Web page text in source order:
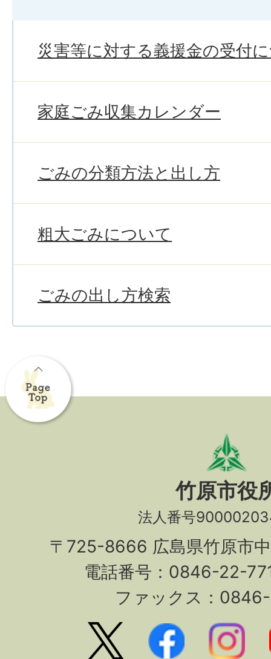
災害等に対する義援金の受付
家庭ごみ収集カレンダー
ごみの分類方法と出し方
粗大ごみについて
ごみの出し方検索
竹原市役
法人番号
〒725-8666 広島県竹原市
電話番号：0846-22-
ファックス：